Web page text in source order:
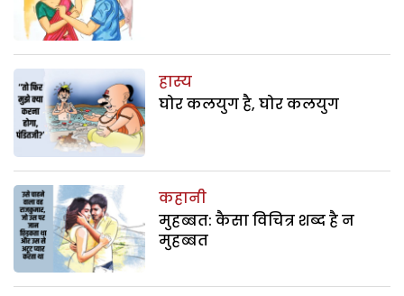
हास्य
घोर कलयुग है, घोर कलयुग
कहानी
मुहब्बत: कैसा विचित्र शब्द है न
मुहब्बत